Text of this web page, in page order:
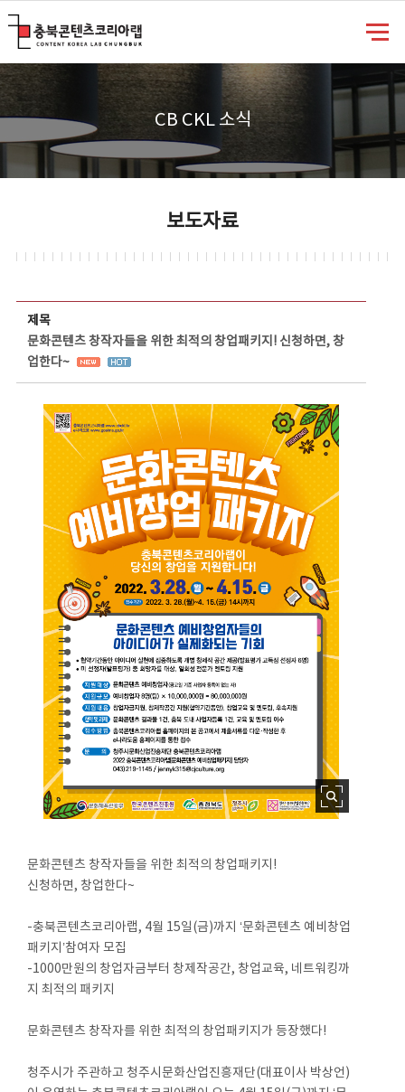
CB CKL 소식
보도자료
제목
문화콘텐츠 창작자들을 위한 최적의 창업패키지! 신청하면, 창
업한다~
문화콘텐츠 창작자들을 위한 최적의 창업패키지!
신청하면, 창업한다~
-충북콘텐츠코리아랩, 4월 15일(금)까지 ‘문화콘텐츠 예비창업
패키지’참여자 모집
-1000만원의 창업자금부터 창제작공간, 창업교육, 네트워킹까
지 최적의 패키지
문화콘텐츠 창작자를 위한 최적의 창업패키지가 등장했다!
청주시가 주관하고 청주시문화산업진흥재단(대표이사 박상언)